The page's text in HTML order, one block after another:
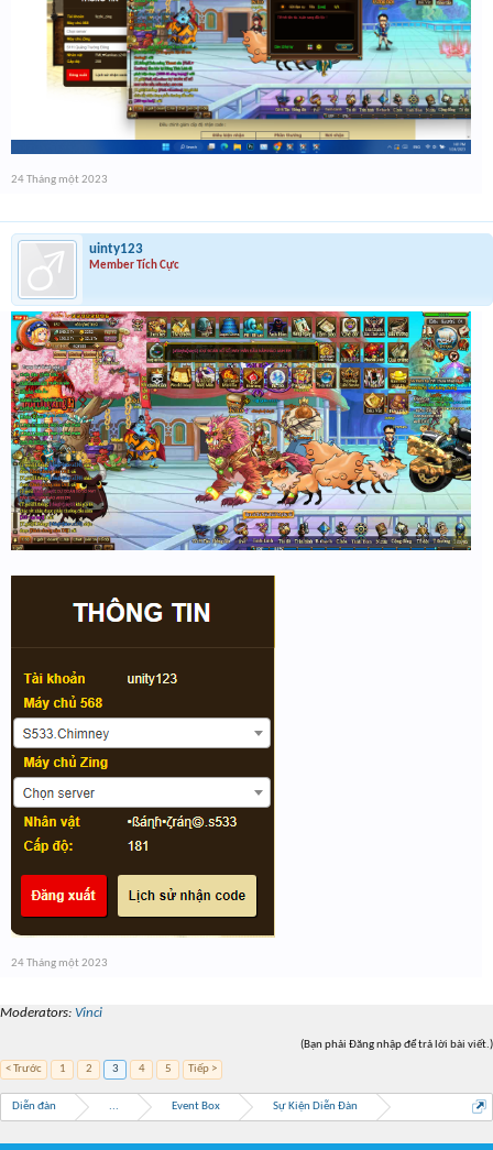
24 Tháng một 2023
uinty123
Member Tích Cực
24 Tháng một 2023
Moderators: Vinci
(Bạn phải Đăng nhập để trả lời bài viết.)
< Trước
1 2 3 4 5 Tiếp >
Diễn đàn ... Event Box Sự Kiện Diễn Đàn